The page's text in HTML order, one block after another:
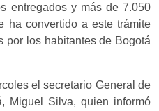
entregados y más de 7.050
ha convertido a este trámite
por los habitantes de Bogotá
el secretario General de
Miguel Silva, quien informó